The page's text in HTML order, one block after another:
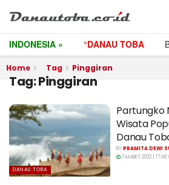
INDONESIA » °DANAU TOBA
Home Tag Pinggiran
Tag:Pinggiran
DANAU TOBA
Partungko
Wisata
Danau
BYPRAMITA DEWI
7 MARET 2023 | 17:48